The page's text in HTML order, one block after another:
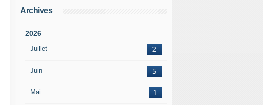
Archives
2026
Juillet 2
Juin 5
Mai 1